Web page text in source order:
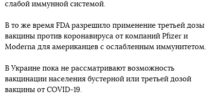
слабой иммунной системой.
В то же время FDA разрешило применение третьей дозы
вакцины против коронавируса от компаний Pfizer и
Moderna для американцев с ослабленным иммунитетом.
В Украине пока не рассматривают возможность
вакцинации населения бустерной или третьей дозой
вакцины от COVID-19.